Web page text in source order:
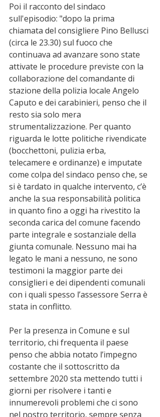
Poi il racconto del sindaco
sull'episodio: "dopo la prima
chiamata del consigliere Pino Bellusci
(circa le 23.30) sul fuoco che
continuava ad avanzare sono state
attivate le procedure previste con la
collaborazione del comandante di
stazione della polizia locale Angelo
Caputo e dei carabinieri, penso che il
resto sia solo mera
strumentalizzazione. Per quanto
riguarda le lotte politiche rivendicate
(bocchettoni, pulizia erba,
telecamere e ordinanze) e imputate
come colpa del sindaco penso che, se
si è tardato in qualche intervento, c’è
anche la sua responsabilità politica
in quanto fino a oggi ha rivestito la
seconda carica del comune facendo
parte integrale e sostanziale della
giunta comunale. Nessuno mai ha
legato le mani a nessuno, ne sono
testimoni la maggior parte dei
consiglieri e dei dipendenti comunali
con i quali spesso l’assessore Serra è
stata in conflitto.
Per la presenza in Comune e sul
territorio, chi frequenta il paese
penso che abbia notato l’impegno
costante che il sottoscritto da
settembre 2020 sta mettendo tutti i
giorni per risolvere i tanti e
innumerevoli problemi che ci sono
nel nostro territorio, sempre senza